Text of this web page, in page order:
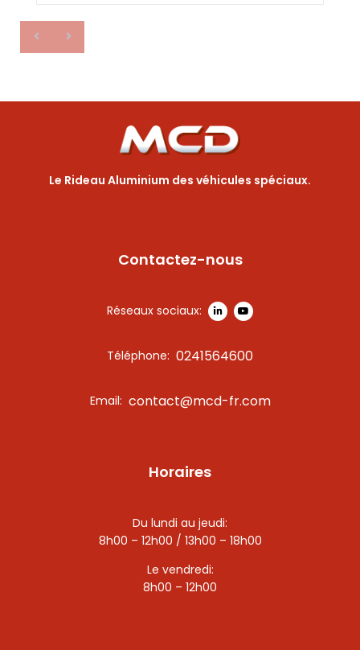
Le Rideau Aluminium des véhicules spéciaux.
Contactez-nous
Réseaux sociaux:
Téléphone: 0241564600
Email: contact@mcd-fr.com
Horaires
Du lundi au jeudi:
8h00 – 12h00 / 13h00 – 18h00
Le vendredi:
8h00 – 12h00